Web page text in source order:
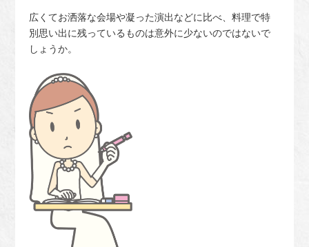
広くてお洒落な会場や凝った演出などに比べ、料理で特
別思い出に残っているものは意外に少ないのではないで
しょうか。